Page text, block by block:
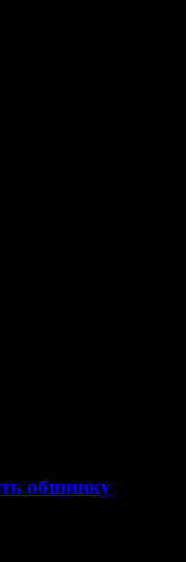
обшивку